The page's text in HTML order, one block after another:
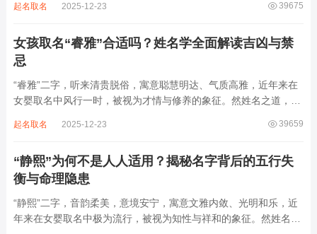
滔天，木浮无根，阴气过重，易致意志不坚、事业漂泊、健康受
39675
起名取名 2025-12-23
女孩取名“睿雅”合适吗？姓名学全面解读吉凶与禁
忌
“睿雅”二字，听来清贵脱俗，寓意聪慧明达、气质高雅，近年来在
女婴取名中风行一时，被视为才情与修养的象征。然姓名之道，贵
增心力。细察“睿雅”之局，实藏金水成势、火土受制之患，若不顾
39659
起名取名 2025-12-23
“静熙”为何不是人人适用？揭秘名字背后的五行失
衡与命理隐患
“静熙”二字，音韵柔美，意境安宁，寓意文雅内敛、光明和乐，近
年来在女婴取名中极为流行，被视为知性与祥和的象征。然姓名命